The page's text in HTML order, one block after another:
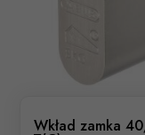
Wkład zamka